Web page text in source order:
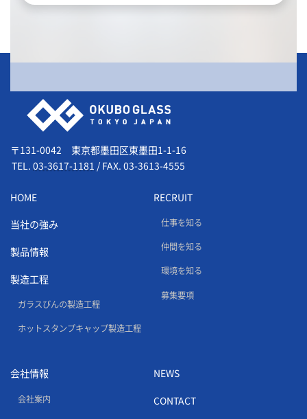
会社情報
〒131-0042 東京都墨田区東墨田1-1-16
TEL. 03-3617-1181 / FAX. 03-3613-4555
HOME
当社の強み
製品情報
製造工程
ガラスびんの製造工程
ホットスタンプキャップ製造工程
RECRUIT
仕事を知る
仲間を知る
環境を知る
募集要項
会社情報
会社案内
NEWS
CONTACT